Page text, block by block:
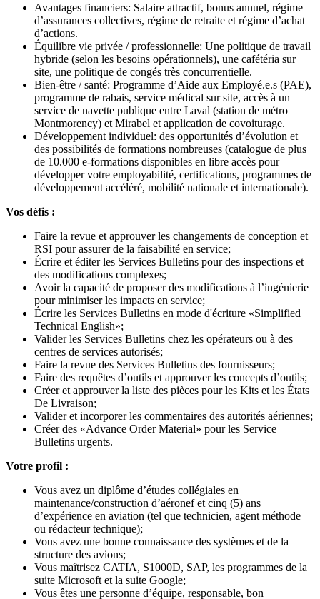
Avantages financiers: Salaire attractif, bonus annuel, régime
d’assurances collectives, régime de retraite et régime d’achat
d’actions.
Équilibre vie privée / professionnelle: Une politique de travail
hybride (selon les besoins opérationnels), une cafétéria sur
site, une politique de congés très concurrentielle.
Bien-être / santé: Programme d’Aide aux Employé.e.s (PAE),
programme de rabais, service médical sur site, accès à un
service de navette publique entre Laval (station de métro
Montmorency) et Mirabel et application de covoiturage.
Développement individuel: des opportunités d’évolution et
des possibilités de formations nombreuses (catalogue de plus
de 10.000 e-formations disponibles en libre accès pour
développer votre employabilité, certifications, programmes de
développement accéléré, mobilité nationale et internationale).
Vos défis :
Faire la revue et approuver les changements de conception et
RSI pour assurer de la faisabilité en service;
Écrire et éditer les Services Bulletins pour des inspections et
des modifications complexes;
Avoir la capacité de proposer des modifications à l’ingénierie
pour minimiser les impacts en service;
Écrire les Services Bulletins en mode d'écriture «Simplified
Technical English»;
Valider les Services Bulletins chez les opérateurs ou à des
centres de services autorisés;
Faire la revue des Services Bulletins des fournisseurs;
Faire des requêtes d’outils et approuver les concepts d’outils;
Créer et approuver la liste des pièces pour les Kits et les États
De Livraison;
Valider et incorporer les commentaires des autorités aériennes;
Créer des «Advance Order Material» pour les Service
Bulletins urgents.
Votre profil :
Vous avez un diplôme d’études collégiales en
maintenance/construction d’aéronef et cinq (5) ans
d’expérience en aviation (tel que technicien, agent méthode
ou rédacteur technique);
Vous avez une bonne connaissance des systèmes et de la
structure des avions;
Vous maîtrisez CATIA, S1000D, SAP, les programmes de la
suite Microsoft et la suite Google;
Vous êtes une personne d’équipe, responsable, bon